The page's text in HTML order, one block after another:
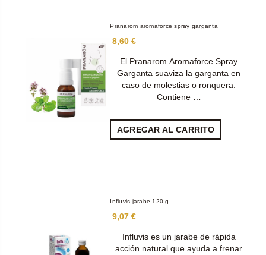
Pranarom aromaforce spray garganta
8,60 €
El Pranarom Aromaforce Spray
Garganta suaviza la garganta en
caso de molestias o ronquera.
Contiene …
AGREGAR AL CARRITO
Influvis jarabe 120 g
9,07 €
Influvis es un jarabe de rápida
acción natural que ayuda a frenar